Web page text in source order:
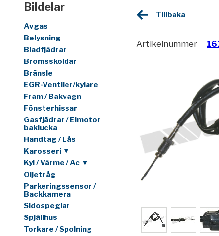
Bildelar
Avgas
Belysning
Bladfjädrar
Bromssköldar
Bränsle
EGR-Ventiler/kylare
Fram / Bakvagn
Fönsterhissar
Gasfjädrar / Elmotor
baklucka
Handtag / Lås
Karosseri ▼
Kyl / Värme / Ac ▼
Oljetråg
Parkeringssensor /
Backkamera
Sidospeglar
Spjällhus
Torkare / Spolning
Tillbaka
Artikelnummer